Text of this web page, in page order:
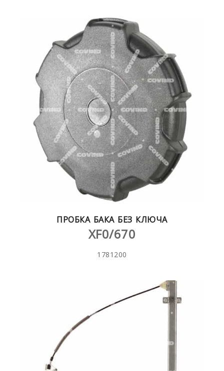
ПРОБКА БАКА БЕЗ КЛЮЧА
XF0/670
1781200